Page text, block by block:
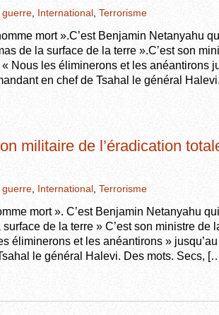
guerre International Terrorisme
mort ».C’est Benjamin Netanyahu
de la surface de la terre ».C’est son
Nous les éliminerons et les anéantirons
en chef de Tsahal le général
militaire de l’éradication
guerre International Terrorisme
mort ». C’est Benjamin Netanyahu qui
de la terre » C’est son ministre de
éliminerons et les anéantirons »
le général Halevi. Des mots. Secs,